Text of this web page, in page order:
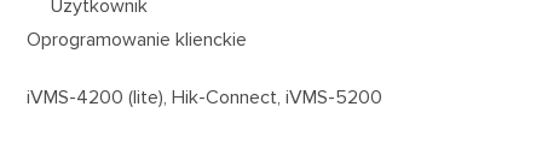
Użytkownik
Oprogramowanie klienckie
iVMS-4200 (lite), Hik-Connect, iVMS-5200